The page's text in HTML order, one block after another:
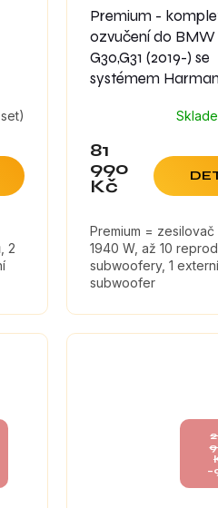
2
Premium -
ozvučení do BMW
G30,G31 (2019-) se
systémem
81
990
Kč
Premium = zesilovač
1940 W, až 10
subwoofery, 1
subwoofer